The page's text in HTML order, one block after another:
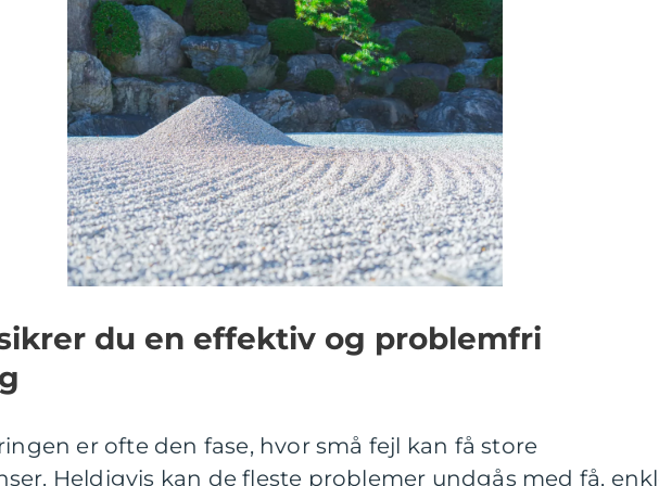
du en effektiv og problemfri
er ofte den fase, hvor små fejl kan få store
Heldigvis kan de fleste problemer undgås med få,